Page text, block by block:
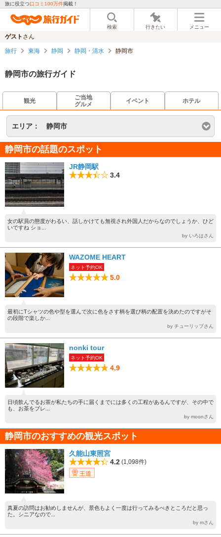
旅に役立つ口コミ100万件掲載！
検索 行きたい メニュー
ゲスト さん
旅行 東海 静岡 静岡・清水 静岡市
静岡市の旅行ガイド
観光
ご当地
グルメ
イベント ホテル
エリア： 静岡市
静岡市の話題のスポット
JR静岡駅
3.4
女の駅員の態度がわるい、話しかけても無視され外国人だからなのでしょうか、ひど
いですね ショ...
by いろはさん
WAZOME HEART
ネット予約OK
5.0
最初にTシャツの色や型を選んで次に色をさす柄を選び柄の配置を決めたのですがそ
の段階で楽しか...
by チューリップさん
nonki tour
ネット予約OK
4.9
日頃飲んでるお茶が私たちの手に届くまでには多くの工程があるんですが、その中で
も、お茶をブレ...
by moonさん
静岡市のおすすめの観光スポット
久能山東照宮
4.2 (1,098件)
王道
真夏の訪問はお勧めしませんが、景色もよく一度は行ってみるべきところだと思っ
た。シニアなので...
by mさん